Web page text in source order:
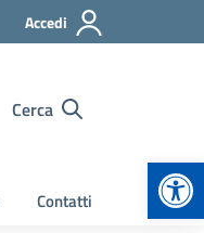
Accedi
Cerca
Contatti